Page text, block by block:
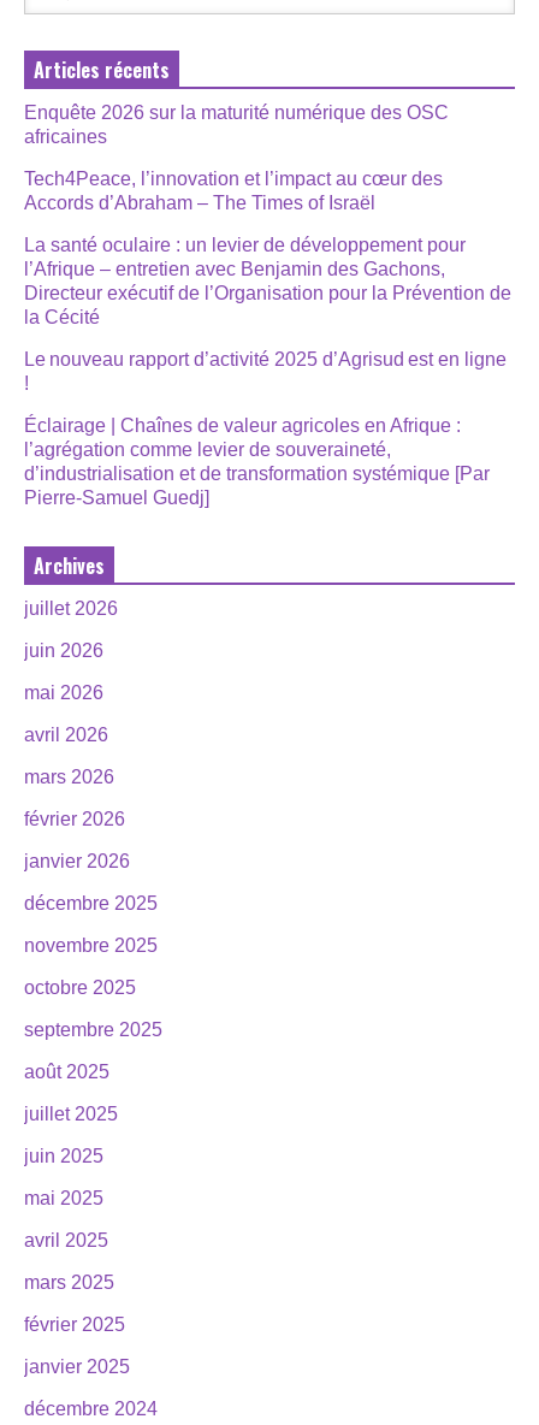
Articles récents
Enquête 2026 sur la maturité numérique des OSC
africaines
Tech4Peace, l’innovation et l’impact au cœur des
Accords d’Abraham – The Times of Israël
La santé oculaire : un levier de développement pour
l’Afrique – entretien avec Benjamin des Gachons,
Directeur exécutif de l’Organisation pour la Prévention de
la Cécité
Le nouveau rapport d’activité 2025 d’Agrisud est en ligne
!
Éclairage | Chaînes de valeur agricoles en Afrique :
l’agrégation comme levier de souveraineté,
d’industrialisation et de transformation systémique [Par
Pierre-Samuel Guedj]
Archives
juillet 2026
juin 2026
mai 2026
avril 2026
mars 2026
février 2026
janvier 2026
décembre 2025
novembre 2025
octobre 2025
septembre 2025
août 2025
juillet 2025
juin 2025
mai 2025
avril 2025
mars 2025
février 2025
janvier 2025
décembre 2024